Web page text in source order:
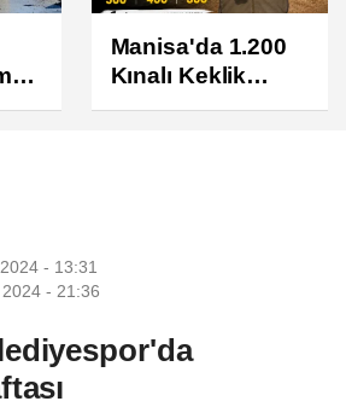
Turgutlu'da 8
Ağustos
Cumartesi Günü
- 13:31
- 21:36